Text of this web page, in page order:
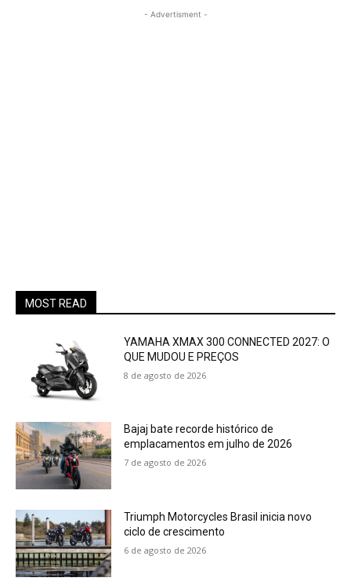
- Advertisment -
MOST READ
YAMAHA XMAX 300 CONNECTED 2027: O
QUE MUDOU E PREÇOS
8 de agosto de 2026
Bajaj bate recorde histórico de
emplacamentos em julho de 2026
7 de agosto de 2026
Triumph Motorcycles Brasil inicia novo
ciclo de crescimento
6 de agosto de 2026